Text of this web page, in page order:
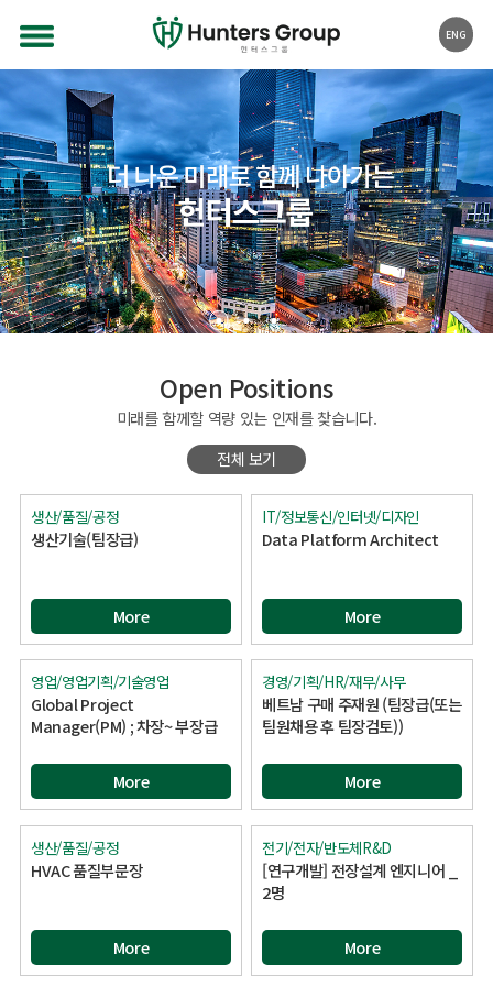
ENG
Open Positions
미래를 함께할 역량 있는 인재를 찾습니다.
전체 보기
생산/품질/공정
생산기술(팀장급)
More
IT/정보통신/인터넷/디자인
Data Platform Architect
More
영업/영업기획/기술영업
Global Project
Manager(PM) ; 차장~ 부장급
More
경영/기획/HR/재무/사무
베트남 구매 주재원 (팀장급(또는
팀원채용 후 팀장검토))
More
생산/품질/공정
HVAC 품질부문장
More
전기/전자/반도체R&D
[연구개발] 전장설계 엔지니어 _
2명
More